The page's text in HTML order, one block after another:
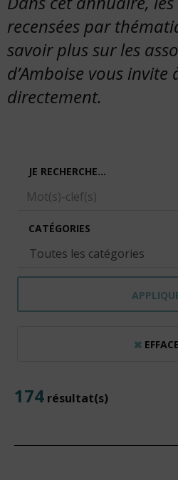
:
recensées par
savoir plus sur les
d’Amboise vous
directement.
JE RECHERCHE...
CATÉGORIES
174 résultat(s)